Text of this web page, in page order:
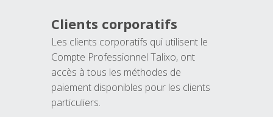
Clients corporatifs
Les clients corporatifs qui utilisent le
Compte Professionnel Talixo, ont
accès à tous les méthodes de
paiement disponibles pour les clients
particuliers.